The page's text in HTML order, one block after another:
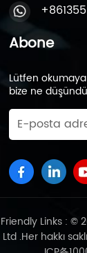
Abone
Lütfen
bize ne
Friendly Links : ©
Ltd .Her hakkı